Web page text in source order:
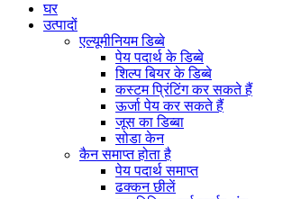
घर
उत्पादों
एल्यूमीनियम डिब्बे
पेय पदार्थ के डिब्बे
शिल्प बियर के डिब्बे
कस्टम प्रिंटिंग कर सकते हैं
ऊर्जा पेय कर सकते हैं
जूस का डिब्बा
सोडा केन
कैन समाप्त होता है
पेय पदार्थ समाप्त
ढक्कन छीलें